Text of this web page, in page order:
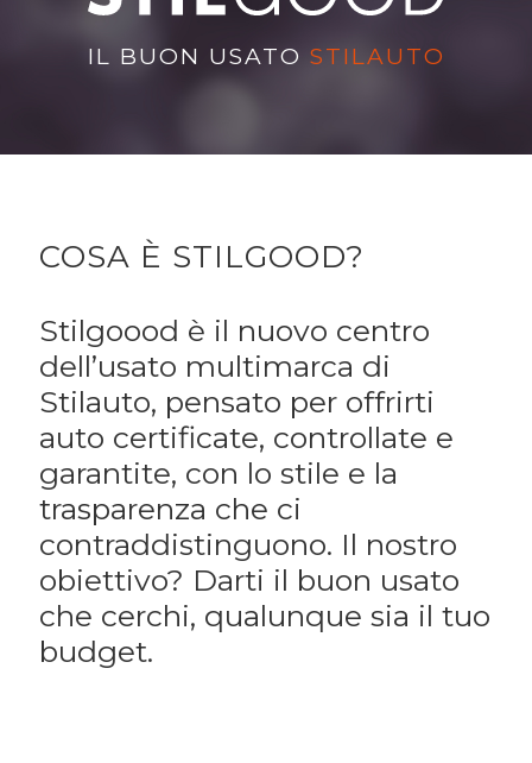
IL BUON USATO STILAUTO
COSA È STILGOOD?
Stilgoood è il nuovo centro
dell’usato multimarca di
Stilauto, pensato per offrirti
auto certificate, controllate e
garantite, con lo stile e la
trasparenza che ci
contraddistinguono. Il nostro
obiettivo? Darti il buon usato
che cerchi, qualunque sia il tuo
budget.